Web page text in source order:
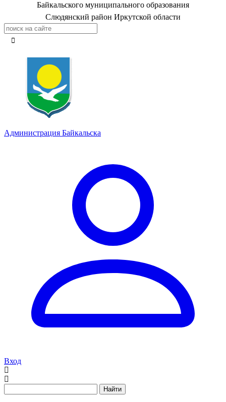
Байкальского муниципального образования
Слюдянский район Иркутской области
Администрация Байкальска
Вход
Найти